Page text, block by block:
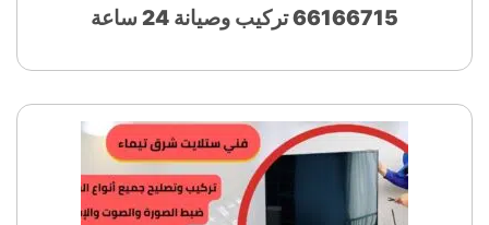
66166715 تركيب وصيانة 24 ساعة